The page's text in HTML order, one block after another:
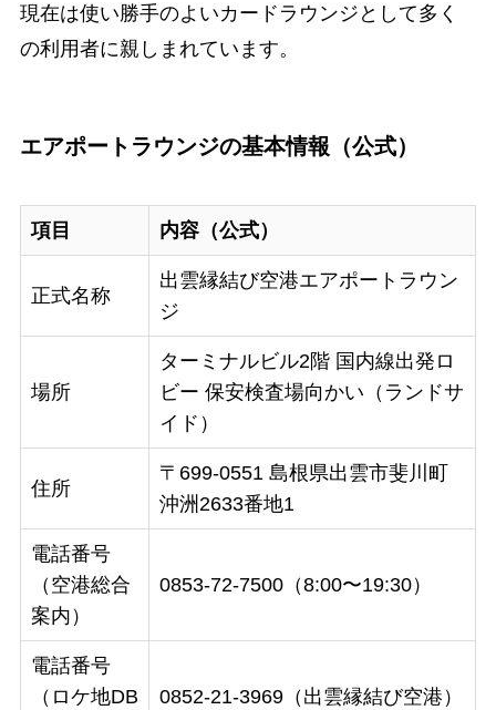
現在は使い勝手のよいカードラウンジとして多く
の利用者に親しまれています。
エアポートラウンジの基本情報（公式）
項目 内容（公式）
正式名称
出雲縁結び空港エアポートラウン
ジ
場所
ターミナルビル2階 国内線出発ロ
ビー 保安検査場向かい（ランドサ
イド）
住所
〒699-0551 島根県出雲市斐川町
沖洲2633番地1
電話番号
（空港総合
案内）
0853-72-7500（8:00〜19:30）
電話番号
（ロケ地DB
0852-21-3969（出雲縁結び空港）